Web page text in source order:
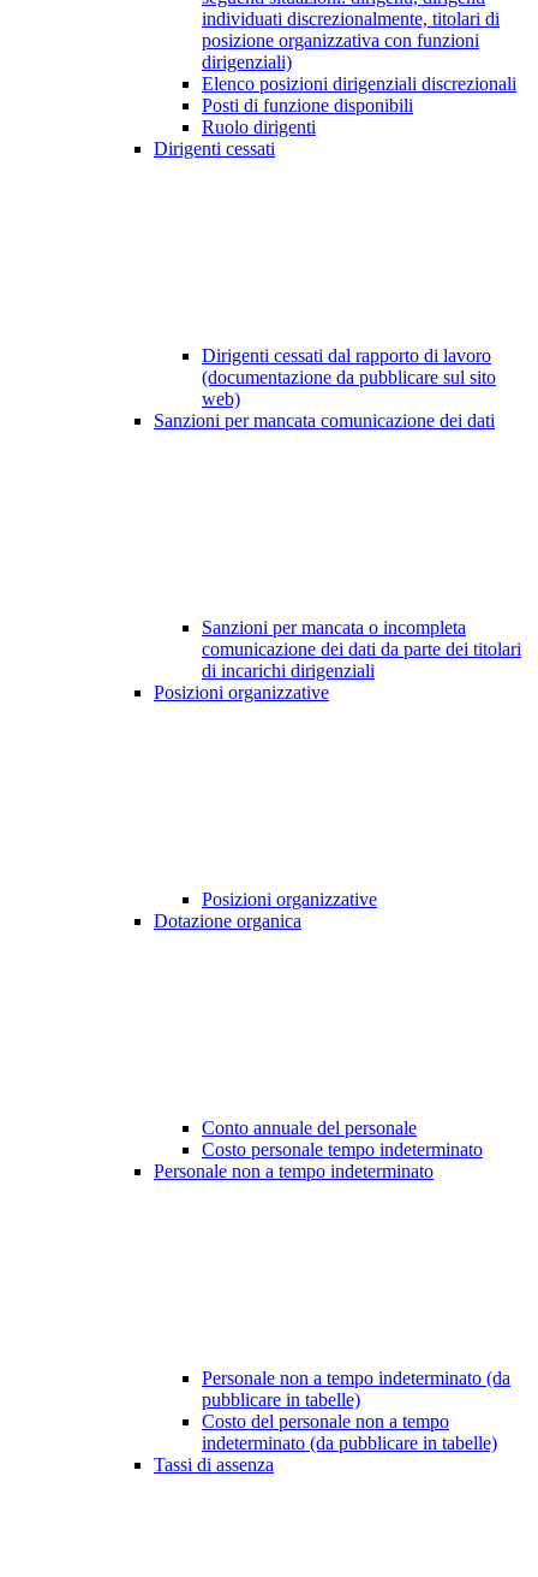
individuati discrezionalmente, titolari di
posizione organizzativa con funzioni
dirigenziali)
Elenco posizioni dirigenziali discrezionali
Posti di funzione disponibili
Ruolo dirigenti
Dirigenti cessati
Dirigenti cessati dal rapporto di lavoro
(documentazione da pubblicare sul sito
web)
Sanzioni per mancata comunicazione dei dati
Sanzioni per mancata o incompleta
comunicazione dei dati da parte dei titolari
di incarichi dirigenziali
Posizioni organizzative
Posizioni organizzative
Dotazione organica
Conto annuale del personale
Costo personale tempo indeterminato
Personale non a tempo indeterminato
Personale non a tempo indeterminato (da
pubblicare in tabelle)
Costo del personale non a tempo
indeterminato (da pubblicare in tabelle)
Tassi di assenza